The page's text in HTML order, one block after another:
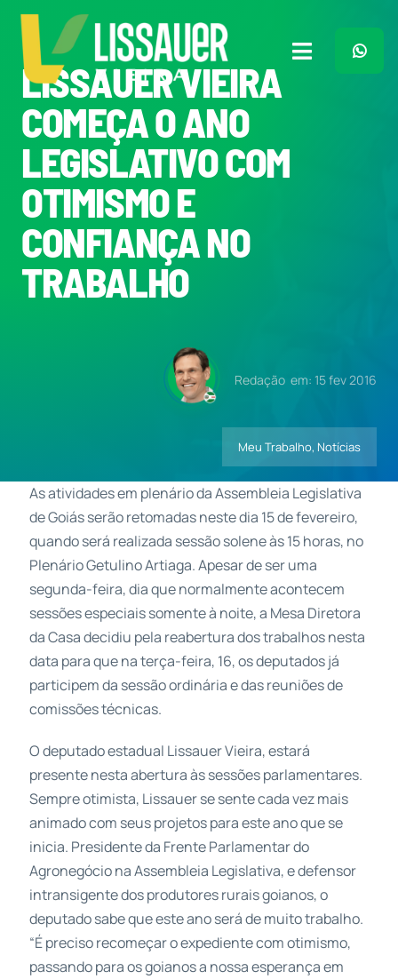
para
conteúdo
Toggle
Home
Plano de Governo
Meu Trabalho
O Que Penso
LISSAUER VIEIRA
COMEÇA O ANO
LEGISLATIVO COM
OTIMISMO E
CONFIANÇA NO
TRABALHO
Redação em: 15 fev 2016
Meu Trabalho, Notícias
As atividades em plenário da Assembleia Legislativa
de Goiás serão retomadas neste dia 15 de fevereiro,
quando será realizada sessão solene às 15 horas, no
Plenário Getulino Artiaga. Apesar de ser uma
segunda-feira, dia que normalmente acontecem
sessões especiais somente à noite, a Mesa Diretora
da Casa decidiu pela reabertura dos trabalhos nesta
data para que na terça-feira, 16, os deputados já
participem da sessão ordinária e das reuniões de
comissões técnicas.
O deputado estadual Lissauer Vieira, estará
presente nesta abertura às sessões parlamentares.
Sempre otimista, Lissauer se sente cada vez mais
animado com seus projetos para este ano que se
inicia. Presidente da Frente Parlamentar do
Agronegócio na Assembleia Legislativa, e defensor
intransigente dos produtores rurais goianos, o
deputado sabe que este ano será de muito trabalho.
“É preciso recomeçar o expediente com otimismo,
passando para os goianos a nossa esperança em